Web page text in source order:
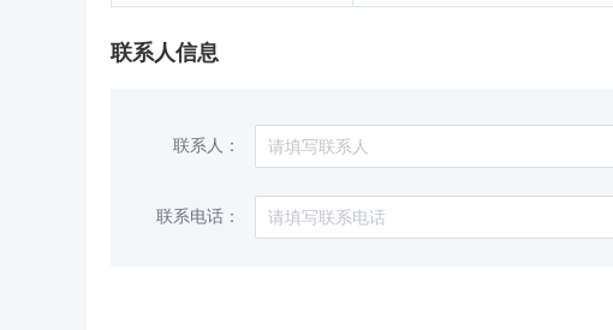
联系人信息
联系人：
联系电话：